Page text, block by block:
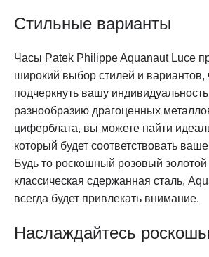
Стильные варианты
Часы Patek Philippe Aquanaut Luce
широкий выбор стилей и вариантов,
подчеркнуть вашу
разнообразию драгоценных
циферблата, вы можете найти
который будет соответствовать
Будь то роскошный розовый золотой
классическая сдержанная сталь,
всегда будет привлекать внимание.
Наслаждайтесь